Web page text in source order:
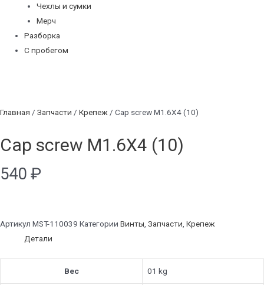
Чехлы и сумки
Мерч
Разборка
С пробегом
Главная / Запчасти / Крепеж / Cap screw M1.6X4 (10)
Cap screw M1.6X4 (10)
540 ₽
Артикул MST-110039 Категории Винты, Запчасти, Крепеж
Детали
Вес 01 kg